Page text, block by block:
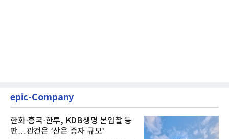
epic-Company
한화·흥국·한투, KDB생명 본입찰 등
판…관건은 ‘산은 증자 규모’